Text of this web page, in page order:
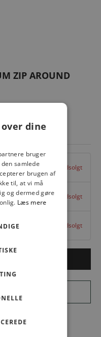
ZIP AROUND
Udsolgt
Udsolgt
Udsolgt
dine
bruger
samlede
brugen af
til, at vi må
og dermed gøre
Læs mere